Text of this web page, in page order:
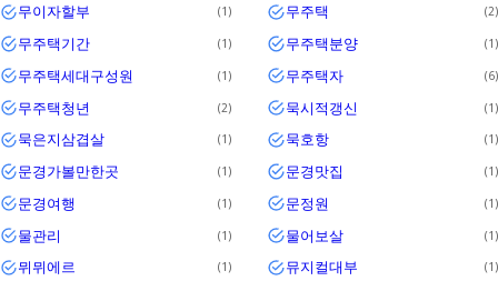
무이자할부 1 무주택 2
무주택기간 1 무주택분양 1
무주택세대구성원 1 무주택자 6
무주택청년 2 묵시적갱신 1
묵은지삼겹살 1 묵호항 1
문경가볼만한곳 1 문경맛집 1
문경여행 1 문정원 1
물관리 1 물어보살 1
뮈뮈에르 1 뮤지컬대부 1